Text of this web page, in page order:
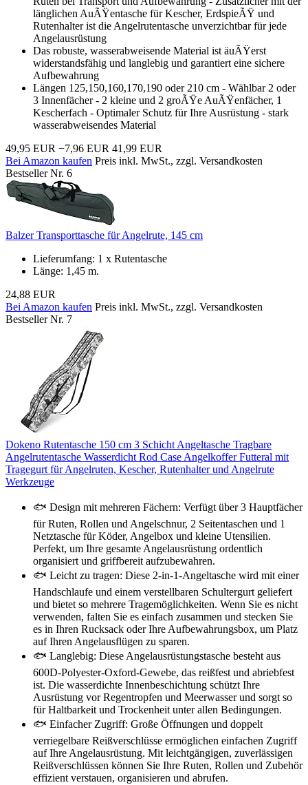
länglichen AuÃŸentasche für Kescher, ErdspieÃŸ und
Rutenhalter ist die Angelrutentasche unverzichtbar für jede
Angelausrüstung
Das robuste, wasserabweisende Material ist äuÃŸerst
widerstandsfähig und langlebig und garantiert eine sichere
Aufbewahrung
Längen 125,150,160,170,190 oder 210 cm - Wählbar 2 oder
3 Innenfächer - 2 kleine und 2 groÃŸe AuÃŸenfächer, 1
Kescherfach - Optimaler Schutz für Ihre Ausrüstung - stark
wasserabweisendes Material
49,95 EUR −7,96 EUR 41,99 EUR
Bei Amazon kaufen Preis inkl. MwSt., zzgl. Versandkosten
Bestseller Nr. 6
Balzer Transporttasche für Angelrute, 145 cm
Lieferumfang: 1 x Rutentasche
Länge: 1,45 m.
24,88 EUR
Bei Amazon kaufen Preis inkl. MwSt., zzgl. Versandkosten
Bestseller Nr. 7
Dokeno Rutentasche 150 cm 3 Schicht Angeltasche Tragbare
Angelrutentasche Wasserdicht Rod Case Angelkoffer Futteral mit
Tragegurt für Angelruten, Kescher, Rutenhalter und Angelrute
Werkzeuge
🐟 Design mit mehreren Fächern: Verfügt über 3 Hauptfächer
für Ruten, Rollen und Angelschnur, 2 Seitentaschen und 1
Netztasche für Köder, Angelbox und kleine Utensilien.
Perfekt, um Ihre gesamte Angelausrüstung ordentlich
organisiert und griffbereit aufzubewahren.
🐟 Leicht zu tragen: Diese 2-in-1-Angeltasche wird mit einer
Handschlaufe und einem verstellbaren Schultergurt geliefert
und bietet so mehrere Tragemöglichkeiten. Wenn Sie es nicht
verwenden, falten Sie es einfach zusammen und stecken Sie
es in Ihren Rucksack oder Ihre Aufbewahrungsbox, um Platz
auf Ihren Angelausflügen zu sparen.
🐟 Langlebig: Diese Angelausrüstungstasche besteht aus
600D-Polyester-Oxford-Gewebe, das reißfest und abriebfest
ist. Die wasserdichte Innenbeschichtung schützt Ihre
Ausrüstung vor Regentropfen und Meerwasser und sorgt so
für Haltbarkeit und Trockenheit unter allen Bedingungen.
🐟 Einfacher Zugriff: Große Öffnungen und doppelt
verriegelbare Reißverschlüsse ermöglichen einfachen Zugriff
auf Ihre Angelausrüstung. Mit leichtgängigen, zuverlässigen
Reißverschlüssen können Sie Ihre Ruten, Rollen und Zubehör
effizient verstauen, organisieren und abrufen.